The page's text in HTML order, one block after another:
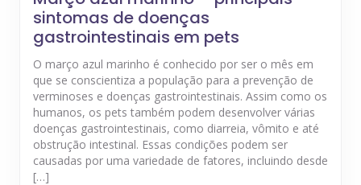
sintomas de doenças
gastrointestinais em pets
O março azul marinho é conhecido por ser o mês em
que se conscientiza a população para a prevenção de
verminoses e doenças gastrointestinais. Assim como os
humanos, os pets também podem desenvolver várias
doenças gastrointestinais, como diarreia, vômito e até
obstrução intestinal. Essas condições podem ser
causadas por uma variedade de fatores, incluindo desde
[…]